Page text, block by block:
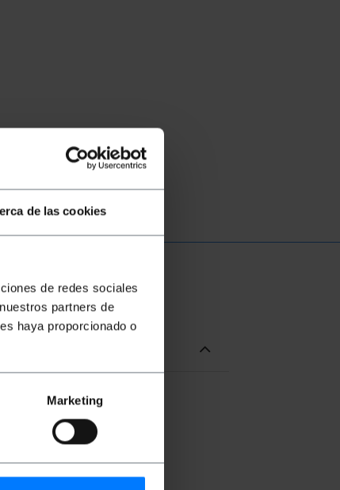
de las cookies
de redes sociales
partners de
haya proporcionado o
Marketing
camions et motos) de
assure une
dans les ateliers